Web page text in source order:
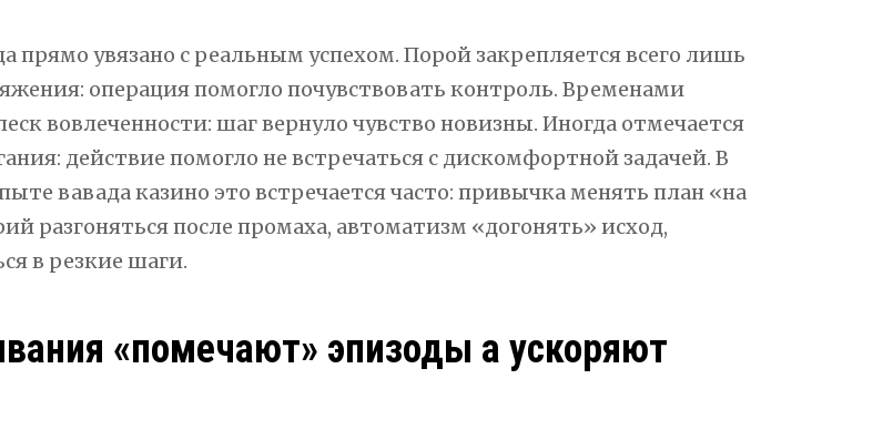
прямо увязано с реальным успехом. Порой закрепляется всего лишь
операция помогло почувствовать контроль. Временами
вовлеченности: шаг вернуло чувство новизны. Иногда отмечается
действие помогло не встречаться с дискомфортной задачей. В
вавада казино это встречается часто: привычка менять план «на
разгоняться после промаха, автоматизм «догонять» исход,
в резкие шаги.
«помечают» эпизоды а ускоряют